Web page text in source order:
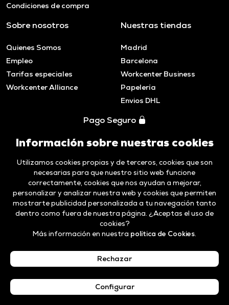
Condiciones de compra
Sobre nosotros
Quienes Somos
Empleo
Tarifas especiales
Workcenter Alliance
Nuestras tiendas
Madrid
Barcelona
Workcenter Business
Papelería
Envios DHL
Pago Seguro
Privacidad
Compliance
Español
Información sobre nuestras cookies
Utilizamos cookies propias y de terceros, cookies que son
necesarias para que nuestro sitio web funcione
correctamente, cookies que nos ayudan a mejorar,
personalizar y analizar nuestra web y cookies que permiten
mostrarte publicidad personalizada a tu navegación tanto
dentro como fuera de nuestra página. ¿Aceptas el uso de
cookies?
Más información en nuestra política de Cookies.
Rechazar
Configurar